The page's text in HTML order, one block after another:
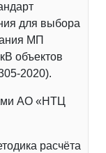
для выбора
МП
объектов
2020).
АО «НТЦ
расчёта